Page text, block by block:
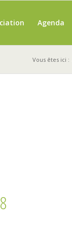
Agenda
Vous êtes ici :